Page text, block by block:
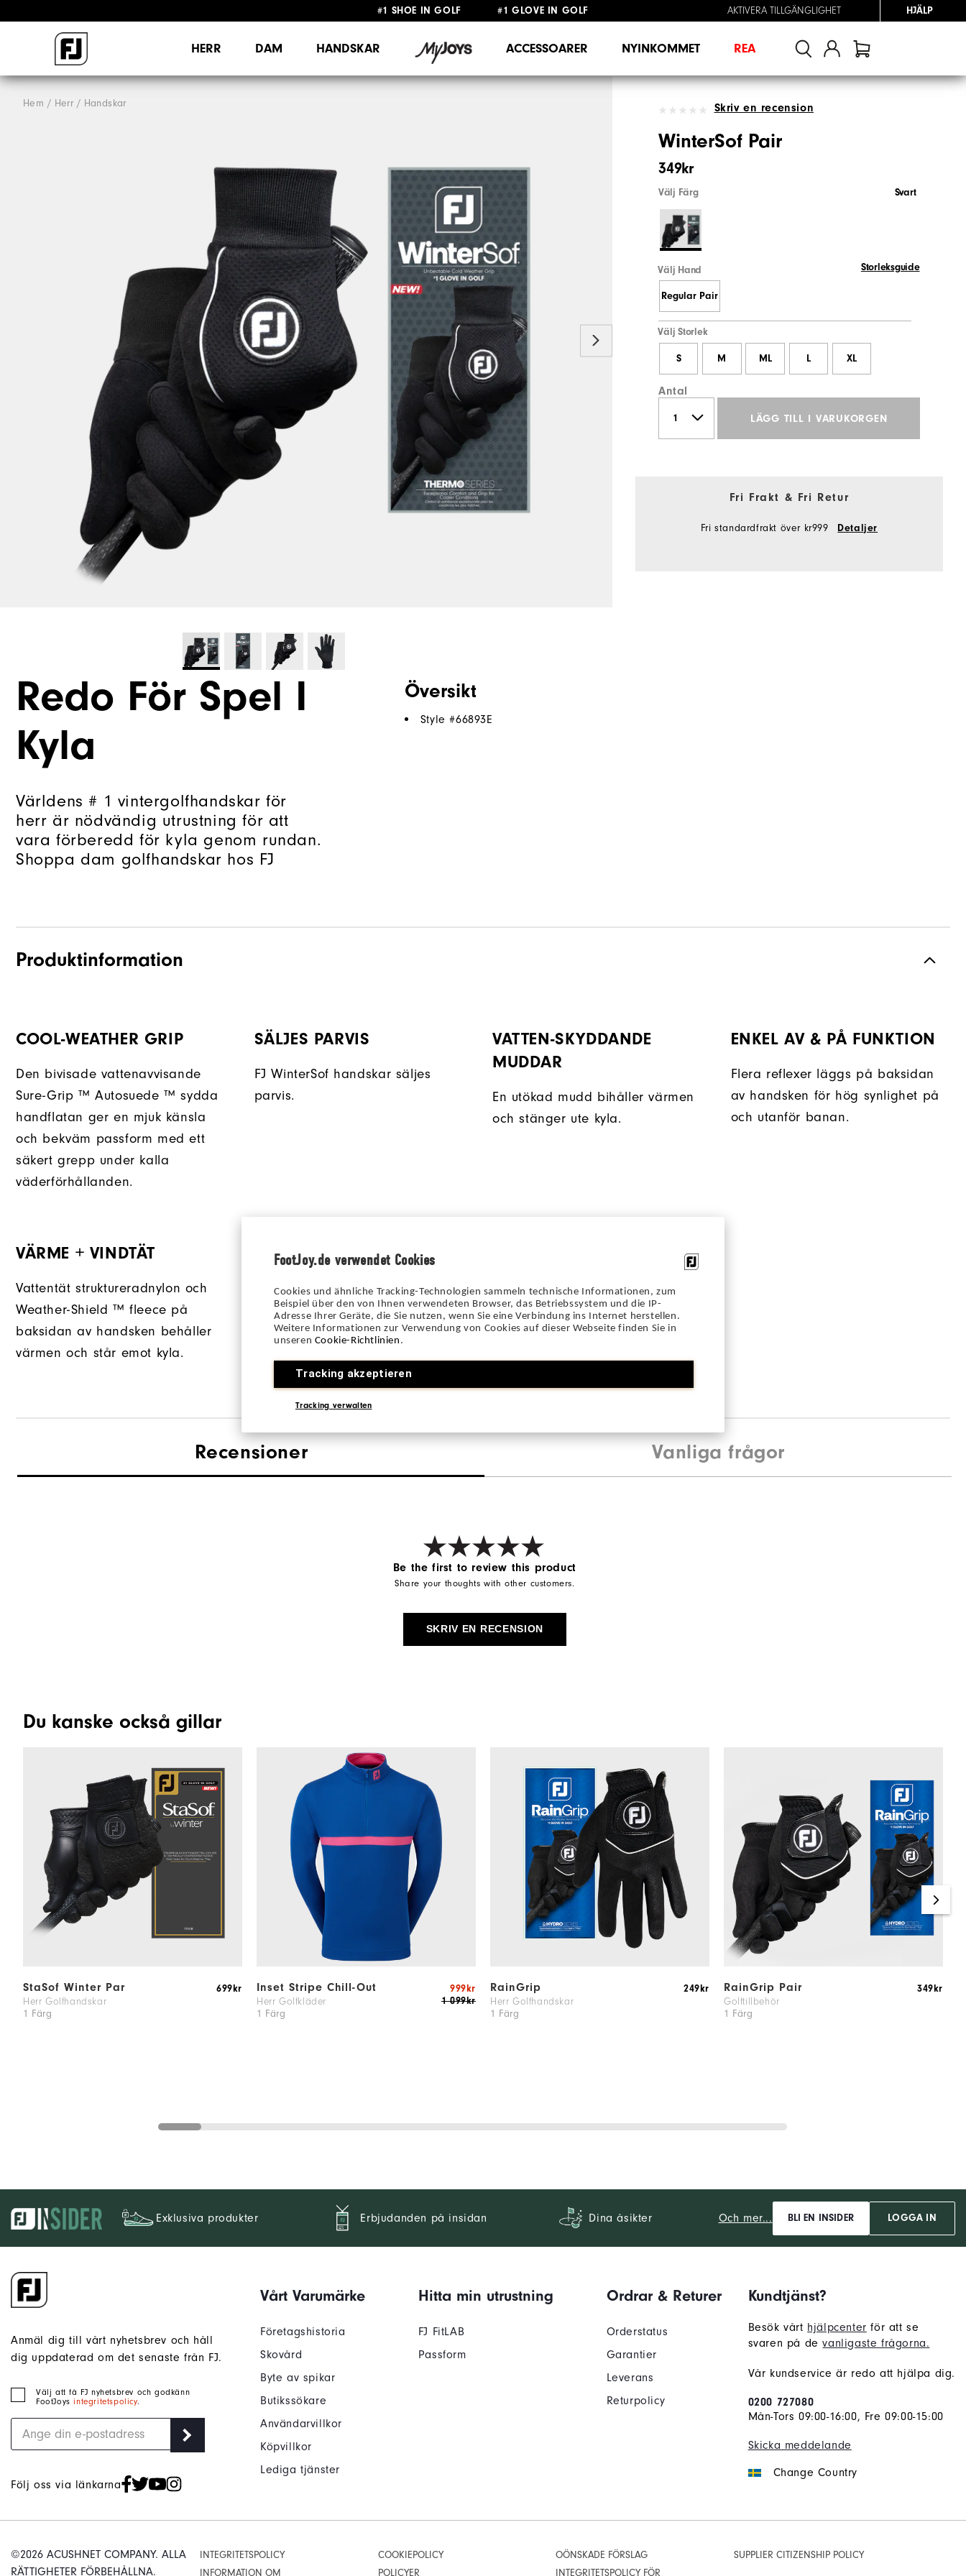
FootJoy.de verwendet Cookies
Cookies und ähnliche Tracking-Technologien sammeln technische Informationen, zum
Beispiel über den von Ihnen verwendeten Browser, das Betriebssystem und die IP-
Adresse Ihrer Geräte, die Sie nutzen, wenn Sie eine Verbindung ins Internet herstellen.
Weitere Informationen zur Verwendung von Cookies auf dieser Webseite finden Sie in
unseren Cookie-Richtlinien .
Tracking akzeptieren
Tracking verwalten
#1 SHOE IN GOLF #1 GLOVE IN GOLF
AKTIVERA TILLGÄNGLIGHET HJÄLP
HERR DAM HANDSKAR ACCESSOARER NYINKOMMET REA
Hem Herr Handskar Skriv en recension
WinterSof Pair
349kr
Välj Färg Svart
Välj Hand Storleksguide
Regular Pair
Välj Storlek
S M ML L XL
Antal
LÄGG TILL I VARUKORGEN
Fri Frakt & Fri Retur
Fri standardfrakt över kr999 Detaljer
Redo För Spel I
Kyla
Världens # 1 vintergolfhandskar för
herr är nödvändig utrustning för att
vara förberedd för kyla genom rundan.
Shoppa dam golfhandskar hos FJ
Översikt
Style #66893E
Produktinformation
COOL-WEATHER GRIP
Den bivisade vattenavvisande
Sure-Grip ™ Autosuede ™ sydda
handflatan ger en mjuk känsla
och bekväm passform med ett
säkert grepp under kalla
väderförhållanden.
SÄLJES PARVIS
FJ WinterSof handskar säljes
parvis.
VATTEN-SKYDDANDE
MUDDAR
En utökad mudd bihåller värmen
och stänger ute kyla.
ENKEL AV & PÅ FUNKTION
Flera reflexer läggs på baksidan
av handsken för hög synlighet på
och utanför banan.
VÄRME + VINDTÄT
Vattentät struktureradnylon och
Weather-Shield ™ fleece på
baksidan av handsken behåller
värmen och står emot kyla.
Recensioner Vanliga frågor
Be the first to review this product
Share your thoughts with other customers.
SKRIV EN RECENSION
Du kanske också gillar
StaSof Winter Par
Herr Golfhandskar
1 Färg
699kr Inset Stripe Chill-Out
Herr Golfkläder
1 Färg
1 099kr
999kr RainGrip
Herr Golfhandskar
1 Färg
249kr RainGrip Pair
Golftillbehör
1 Färg
349kr
Exklusiva produkter Erbjudanden på insidan Dina åsikter Och mer... BLI EN INSIDER LOGGA IN
Anmäl dig till vårt nyhetsbrev och håll
dig uppdaterad om det senaste från FJ.
Välj att få FJ nyhetsbrev och godkänn
FootJoysintegritetspolicy.
Följ oss via länkarna
Vårt Varumärke
Företagshistoria
Skovård
Byte av spikar
Butikssökare
Användarvillkor
Köpvillkor
Lediga tjänster
Hitta min utrustning
FJ FitLAB
Passform
Ordrar & Returer
Orderstatus
Garantier
Leverans
Returpolicy
Kundtjänst?
Besök vårt hjälpcenter för att se
svaren på devanligaste frågorna.
Vår kundservice är redo att hjälpa dig.
0200 727080
Mån-Tors 09:00-16:00, Fre 09:00-15:00
Skicka meddelande
Change Country
©2026 ACUSHNET COMPANY. ALLA
RÄTTIGHETER FÖRBEHÅLLNA.
INTEGRITETSPOLICY COOKIEPOLICY OÖNSKADE FÖRSLAG
SUPPLIER CITIZENSHIP POLICY
INFORMATION OM
POLICYER INTEGRITETSPOLICY FÖR